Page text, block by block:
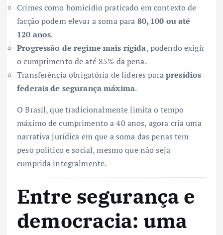
Crimes como homicídio praticado em contexto de
facção podem elevar a soma para 80, 100 ou até
120 anos.
Progressão de regime mais rígida, podendo exigir
o cumprimento de até 85% da pena.
Transferência obrigatória de líderes parapresídios
federais de segurança máxima.
O Brasil, que tradicionalmente limita o tempo
máximo de cumprimento a 40 anos, agora cria uma
narrativa jurídica em que a soma das penas tem
peso político e social, mesmo que não seja
cumprida integralmente.
Entre segurança e
democracia: uma